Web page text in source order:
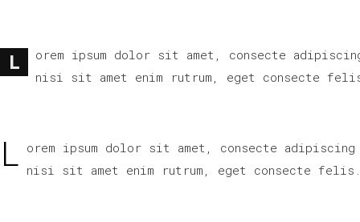
L
orem ipsum dolor sit amet, consecte
nisi sit amet enim rutrum, eget consecte
L orem ipsum dolor sit amet, consecte
nisi sit amet enim rutrum, eget consecte felis.